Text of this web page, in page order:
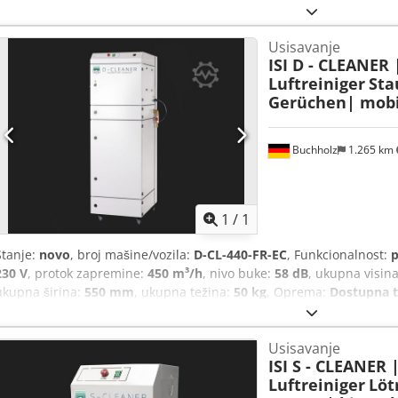
Horizontalni, mobilni mehanički prečistač vazduha sa EC
TEHNIČKI OPIS: Protok vazduha: - 390 m³/h (slobodno
Alsvrygpoasck (u zavisnosti od konfiguracije filtera bez elemenata
4 porta 50 mm Oprema za filtere: - Predfilter prostirka F 5 - HEPA
sa aktivnim ugljem sa 9 kg presovanog specijalno impregniranog
siva (opcionalno: specijalna boja) Dimenzija * * * Frekvencija: 50 Hz
ventilatora: EC tehnologija za uštedu energije Izlaz vazduha:
Dužina 430 mm / Širina 340 mm / Visina 600 mm Dimenzije: 40 kg
1 / 1
Buchholz 1.265 km
Usisavanje
ISI D -
Luftreiniger
Gerüchen|
novo, broj mašine/vozila: D-CL-440-FR-EC, Funkcionalnost:
V, protok zapremine: 450 m³/h, nivo buke: 58 dB, ukupna
širina: 550 mm, ukupna težina: 50 kg, Oprema: Dostupna
, ISI D-CLEANER Mehanički uređaj za
Mobilni Kontrola: bez Horizontalni, mobilni mehanički
ventilator za odvajanje prašine. TEHNIČKI OPIS: Protok vazduha: -
zavisnosti od konfiguracije filtera bez elemenata detekcije) Otvor
Pre-separator Usisni razvodnik: 100 mm (leva strana) Oprema za
Usisavanje
ISI S -
Luftreiniger